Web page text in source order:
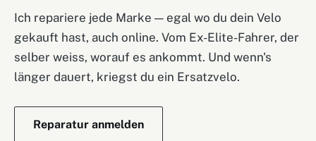
Ich repariere jede Marke — egal wo du dein Velo
gekauft hast, auch online. Vom Ex-Elite-Fahrer, der
selber weiss, worauf es ankommt. Und wenn's
länger dauert, kriegst du ein Ersatzvelo.
Reparatur anmelden